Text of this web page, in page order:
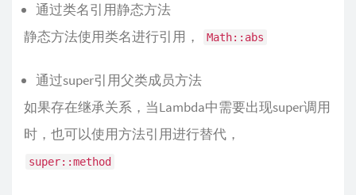
通过类名引用静态方法
静态方法使用类名进行引用，
Math::abs
通过super引用父类成员方法
如果存在继承关系，当Lambda中需要出现super调用
时，也可以使用方法引用进行替代，
super::method